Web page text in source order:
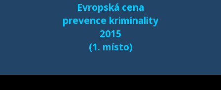
Evropská cena
prevence kriminality
2015
(1. místo)